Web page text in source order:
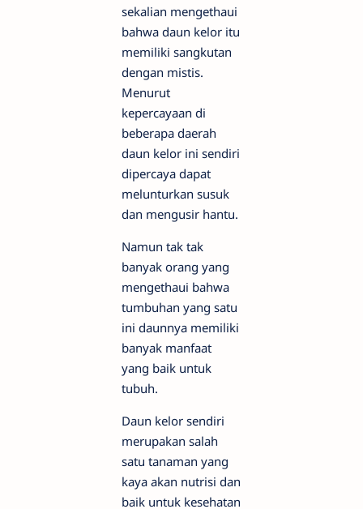
sekalian mengethaui
bahwa daun kelor itu
memiliki sangkutan
dengan mistis.
Menurut
kepercayaan di
beberapa daerah
daun kelor ini sendiri
dipercaya dapat
melunturkan susuk
dan mengusir hantu.
Namun tak tak
banyak orang yang
mengethaui bahwa
tumbuhan yang satu
ini daunnya memiliki
banyak manfaat
yang baik untuk
tubuh.
Daun kelor sendiri
merupakan salah
satu tanaman yang
kaya akan nutrisi dan
baik untuk kesehatan